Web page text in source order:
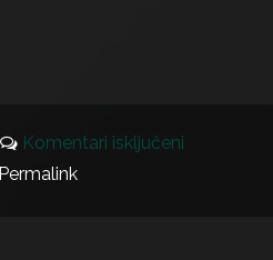
Komentari isključeni
Permalink